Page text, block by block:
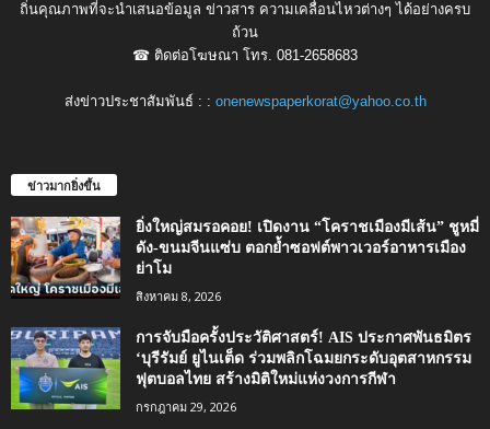
ถิ่นคุณภาพที่จะนำเสนอข้อมูล ข่าวสาร ความเคลื่อนไหวต่างๆ ได้อย่างครบ
ถ้วน
☎ ติดต่อโฆษณา โทร. 081-2658683
ส่งข่าวประชาสัมพันธ์ : : onenewspaperkorat@yahoo.co.th
ข่าวมากยิ่งขึ้น
ยิ่งใหญ่สมรอคอย! เปิดงาน “โคราชเมืองมีเส้น” ชูหมี่
ดัง-ขนมจีนแซ่บ ตอกย้ำซอฟต์พาวเวอร์อาหารเมือง
ย่าโม
สิงหาคม 8, 2026
การจับมือครั้งประวัติศาสตร์! AIS ประกาศพันธมิตร
‘บุรีรัมย์ ยูไนเต็ด ร่วมพลิกโฉมยกระดับอุตสาหกรรม
ฟุตบอลไทย สร้างมิติใหม่แห่งวงการกีฬา
กรกฎาคม 29, 2026